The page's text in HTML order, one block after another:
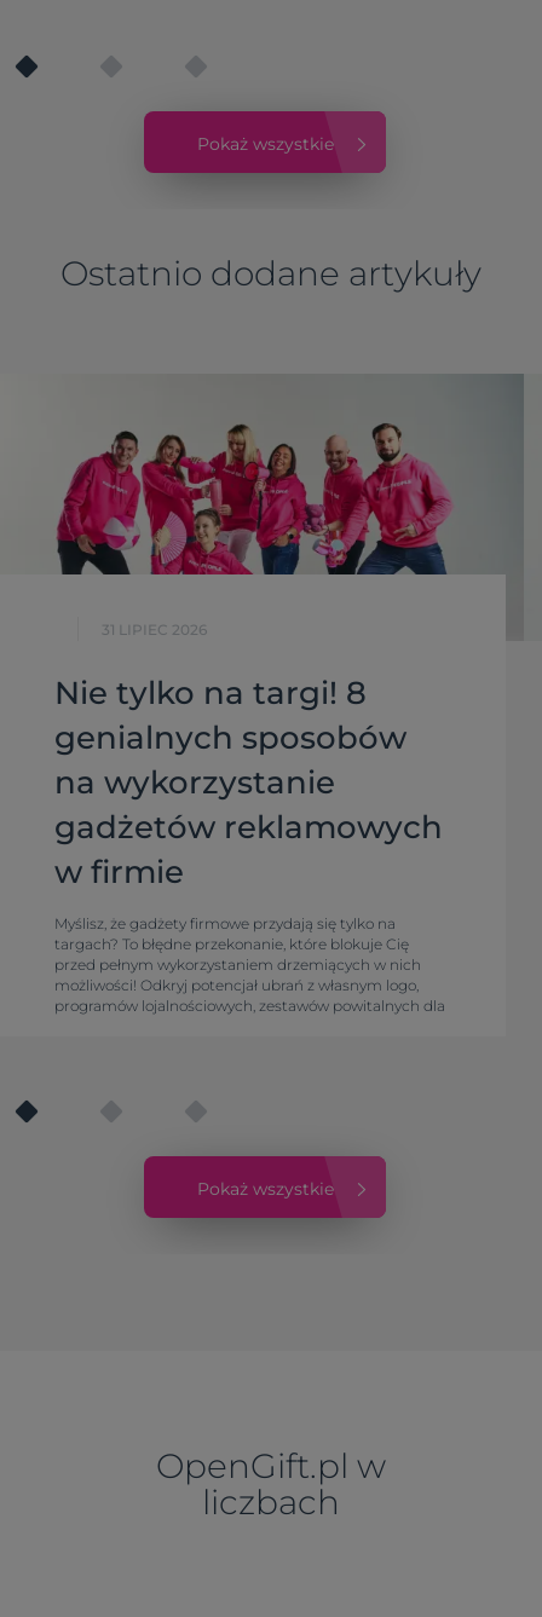
Pokaż wszystkie
Ostatnio dodane artykuły
31 LIPIEC 2026
Nie tylko na targi! 8
genialnych sposobów
na wykorzystanie
gadżetów reklamowych
w firmie
Myślisz, że gadżety firmowe przydają się tylko na
targach? To błędne przekonanie, które blokuje Cię
przed pełnym wykorzystaniem drzemiących w nich
możliwości! Odkryj potencjał ubrań z własnym logo,
programów lojalnościowych, zestawów powitalnych dla
Pokaż wszystkie
OpenGift.pl w
liczbach